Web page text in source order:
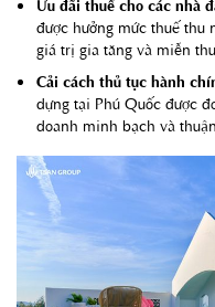
Ưu đãi thuế cho các nhà
được hưởng mức thuế thu
giá trị gia tăng và miễn
Cải cách thủ tục hành
dựng tại Phú Quốc được
doanh minh bạch và